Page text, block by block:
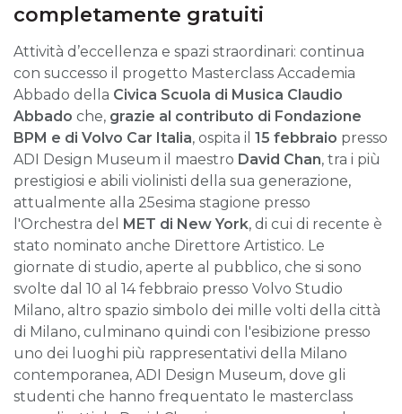
completamente gratuiti
Attività d’eccellenza e spazi straordinari: continua
con successo il progetto Masterclass Accademia
Abbado della Civica Scuola di Musica Claudio
Abbado che, grazie al contributo di Fondazione
BPM e di Volvo Car Italia, ospita il 15 febbraio presso
ADI Design Museum il maestro David Chan, tra i più
prestigiosi e abili violinisti della sua generazione,
attualmente alla 25esima stagione presso
l'Orchestra del MET di New York, di cui di recente è
stato nominato anche Direttore Artistico. Le
giornate di studio, aperte al pubblico, che si sono
svolte dal 10 al 14 febbraio presso Volvo Studio
Milano, altro spazio simbolo dei mille volti della città
di Milano, culminano quindi con l'esibizione presso
uno dei luoghi più rappresentativi della Milano
contemporanea, ADI Design Museum, dove gli
studenti che hanno frequentato le masterclass